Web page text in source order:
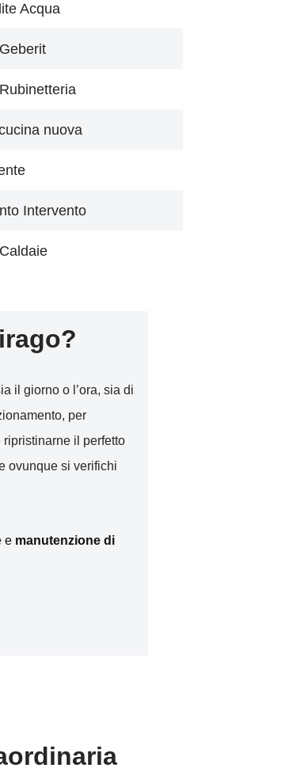
Acqua
nuova
Intervento
il giorno o l’ora, sia di
per
il perfetto
ovunque si verifichi
e manutenzione di